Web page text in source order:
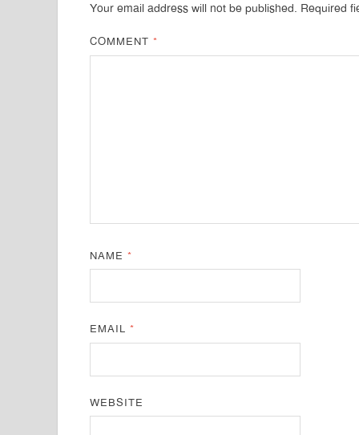
Your email address will not be published. Required
COMMENT*
NAME*
EMAIL*
WEBSITE